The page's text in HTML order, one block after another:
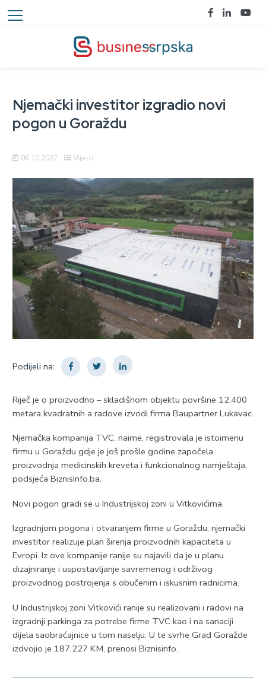
Njemački investitor izgradio novi
pogon u Goraždu
06.10.2022 Vijesti
Podijeli na:
Riječ je o proizvodno – skladišnom objektu površine 12.400
metara kvadratnih a radove izvodi firma Baupartner Lukavac.
Njemačka kompanija TVC, naime, registrovala je istoimenu
firmu u Goraždu gdje je još prošle godine započela
proizvodnja medicinskih kreveta i funkcionalnog namještaja,
podsjeća BiznisInfo.ba.
Novi pogon gradi se u Industrijskoj zoni u Vitkovićima.
Izgradnjom pogona i otvaranjem firme u Goraždu, njemački
investitor realizuje plan širenja proizvodnih kapaciteta u
Evropi. Iz ove kompanije ranije su najavili da je u planu
dizajniranje i uspostavljanje savremenog i održivog
proizvodnog postrojenja s obučenim i iskusnim radnicima.
U Industrijskoj zoni Vitkovići ranije su realizovani i radovi na
izgradnji parkinga za potrebe firme TVC kao i na sanaciji
dijela saobraćajnice u tom naselju. U te svrhe Grad Goražde
izdvojio je 187.227 KM, prenosi Biznisinfo.